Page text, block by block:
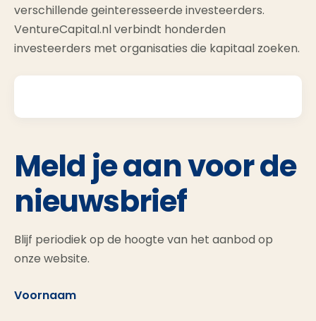
verschillende geinteresseerde investeerders.
VentureCapital.nl verbindt honderden
investeerders met organisaties die kapitaal zoeken.
Meld je aan voor de
nieuwsbrief
Blijf periodiek op de hoogte van het aanbod op
onze website.
Voornaam